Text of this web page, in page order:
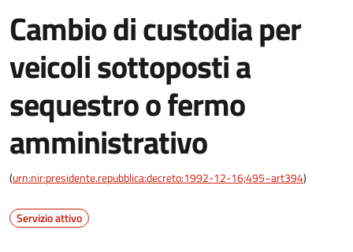
Cambio di custodia per
veicoli sottoposti a
sequestro o fermo
amministrativo
(urn:nir:presidente.repubblica:decreto:1992-12-16;495~art394)
Servizio attivo